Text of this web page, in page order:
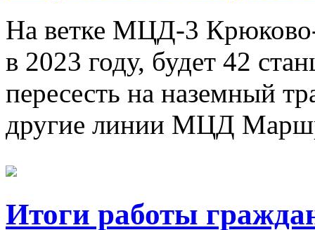
На ветке МЦД-3
в 2023 году, будет 42
пересесть на наземный
другие линии МЦД
Итоги работы